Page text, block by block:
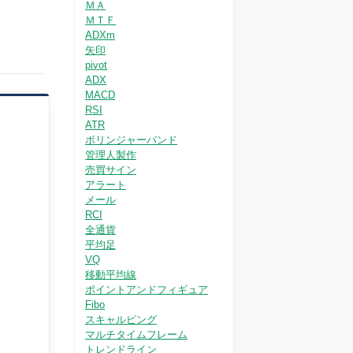
ＭＡ
ＭＴＦ
ADXm
矢印
pivot
ADX
MACD
RSI
ATR
ボリンジャーバンド
管理人製作
売買サイン
アラート
メール
RCI
全通貨
平均足
VQ
移動平均線
ポイントアンドフィギュア
Fibo
スキャルピング
マルチタイムフレーム
トレンドライン